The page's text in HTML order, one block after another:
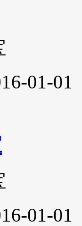
01-01
01-01